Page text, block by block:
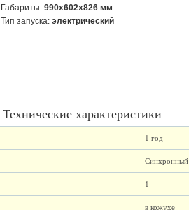
Габариты:990х602х826 мм
Тип запуска:электрический
Технические характеристики
1 год
Синхронный
1
в кожухе